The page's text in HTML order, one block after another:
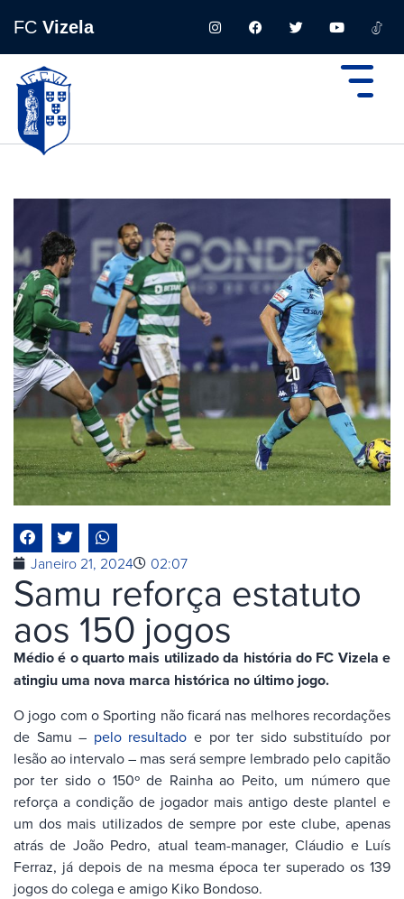
FC Vizela
Janeiro 21, 2024 02:07
Samu reforça estatuto
aos 150 jogos
Médio é o quarto mais utilizado da história do FC Vizela e
atingiu uma nova marca histórica no último jogo.
O jogo com o Sporting não ficará nas melhores recordações
de Samu – pelo resultado e por ter sido substituído por
lesão ao intervalo – mas será sempre lembrado pelo capitão
por ter sido o 150º de Rainha ao Peito, um número que
reforça a condição de jogador mais antigo deste plantel e
um dos mais utilizados de sempre por este clube, apenas
atrás de João Pedro, atual team-manager, Cláudio e Luís
Ferraz, já depois de na mesma época ter superado os 139
jogos do colega e amigo Kiko Bondoso.